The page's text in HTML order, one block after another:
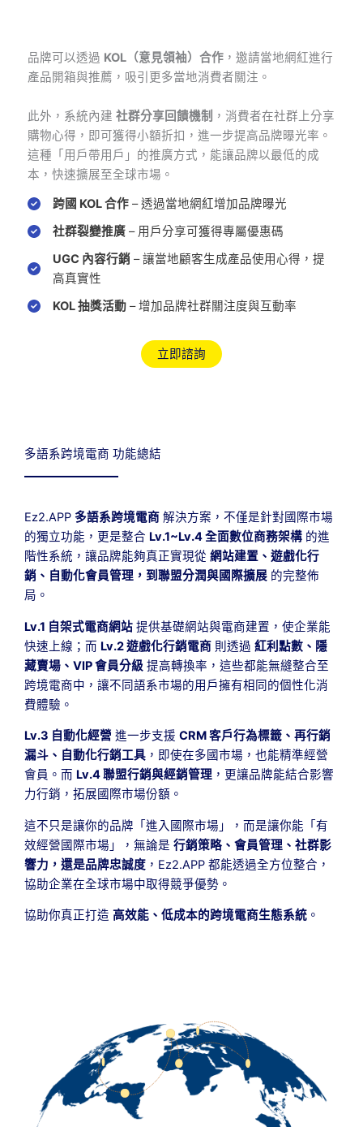
品牌可以透過 KOL（意見領袖）合作 ，邀請當地網紅進行
產品開箱與推薦，吸引更多當地消費者關注。
此外，系統內建 社群分享回饋機制 ，消費者在社群上分享
購物心得，即可獲得小額折扣，進一步提高品牌曝光率。
這種「用戶帶用戶」的推廣方式，能讓品牌以最低的成
本，快速擴展至全球市場。
跨國 KOL 合作 – 透過當地網紅增加品牌曝光
社群裂變推廣 – 用戶分享可獲得專屬優惠碼
UGC 內容行銷 – 讓當地顧客生成產品使用心得，提
高真實性
KOL 抽獎活動 – 增加品牌社群關注度與互動率
立即諮詢
多語系跨境電商 功能總結
Ez2.APP 多語系跨境電商 解決方案，不僅是針對國際市場
的獨立功能，更是整合 Lv.1~Lv.4 全面數位商務架構 的進
階性系統，讓品牌能夠真正實現從 網站建置、遊戲化行
銷、自動化會員管理，到聯盟分潤與國際擴展 的完整佈
局。
Lv.1 自架式電商網站 提供基礎網站與電商建置，使企業能
快速上線；而 Lv.2 遊戲化行銷電商 則透過 紅利點數、隱
藏賣場、VIP 會員分級 提高轉換率，這些都能無縫整合至
跨境電商中，讓不同語系市場的用戶擁有相同的個性化消
費體驗。
Lv.3 自動化經營 進一步支援 CRM 客戶行為標籤、再行銷
漏斗、自動化行銷工具 ，即使在多國市場，也能精準經營
會員。而 Lv.4 聯盟行銷與經銷管理 ，更讓品牌能結合影響
力行銷，拓展國際市場份額。
這不只是讓你的品牌「進入國際市場」，而是讓你能「有
效經營國際市場」，無論是 行銷策略、會員管理、社群影
響力，還是品牌忠誠度 ，Ez2.APP 都能透過全方位整合，
協助企業在全球市場中取得競爭優勢。
協助你真正打造 高效能、低成本的跨境電商生態系統 。